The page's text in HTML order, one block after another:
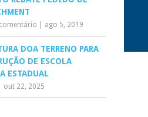
ago 5, 2019
DOA TERRENO PARA
DE ESCOLA
ESTADUAL
out 22, 2025